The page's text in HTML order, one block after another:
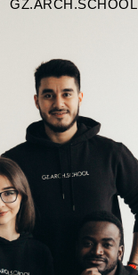
GZ.ARCH.SCHOOL